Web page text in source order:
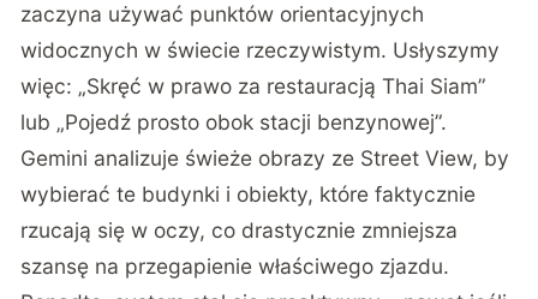
zaczyna używać punktów orientacyjnych
widocznych w świecie rzeczywistym. Usłyszymy
więc: „Skręć w prawo za restauracją Thai Siam”
lub „Pojedź prosto obok stacji benzynowej”.
Gemini analizuje świeże obrazy ze Street View, by
wybierać te budynki i obiekty, które faktycznie
rzucają się w oczy, co drastycznie zmniejsza
szansę na przegapienie właściwego zjazdu.